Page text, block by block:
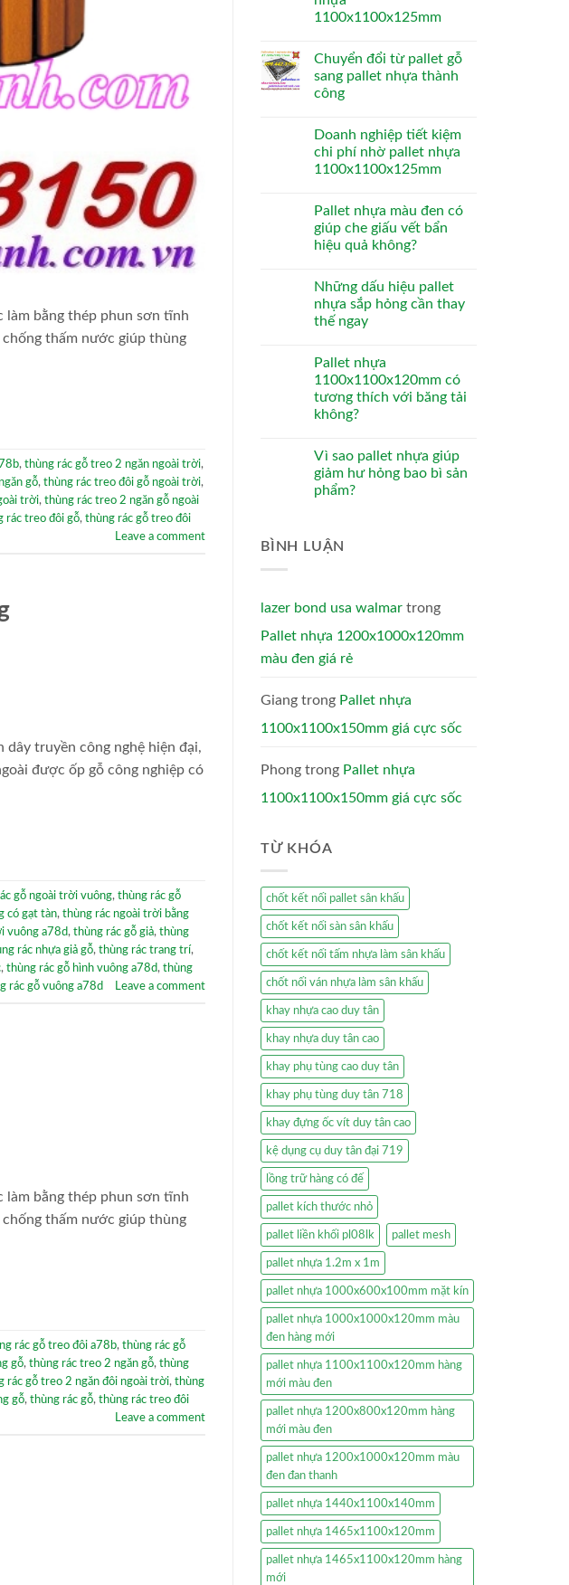
làm bằng thép phun sơn tĩnh
thấm nước giúp thùng
, thùng rác gỗ treo 2 ngăn ngoài trời,
gỗ, thùng rác treo đôi gỗ ngoài trời,
trời, thùng rác treo 2 ngăn gỗ ngoài
rác treo đôi gỗ, thùng rác gỗ treo đôi
Leave a comment
truyền công nghệ hiện đại,
được ốp gỗ công nghiệp có
gỗ ngoài trời vuông, thùng rác gỗ
có gạt tàn, thùng rác ngoài trời bằng
vuông a78d, thùng rác gỗ giả, thùng
rác nhựa giả gỗ, thùng rác trang trí,
, thùng rác gỗ hình vuông a78d, thùng
rác gỗ vuông a78d Leave a comment
làm bằng thép phun sơn tĩnh
thấm nước giúp thùng
rác gỗ treo đôi a78b, thùng rác gỗ
gỗ, thùng rác treo 2 ngăn gỗ, thùng
rác gỗ treo 2 ngăn đôi ngoài trời, thùng
gỗ, thùng rác gỗ, thùng rác treo đôi
Leave a comment
1100x1100x125mm
Chuyển đổi từ pallet gỗ
sang pallet nhựa thành
công
Doanh nghiệp tiết kiệm
chi phí nhờ pallet nhựa
1100x1100x125mm
Pallet nhựa màu đen có
giúp che giấu vết bẩn
hiệu quả không?
Những dấu hiệu pallet
nhựa sắp hỏng cần thay
thế ngay
Pallet nhựa
1100x1100x120mm có
tương thích với băng tải
không?
Vì sao pallet nhựa giúp
giảm hư hỏng bao bì sản
phẩm?
BÌNH LUẬN
lazer bond usa walmar trong
Pallet nhựa 1200x1000x120mm
màu đen giá rẻ
Giang trong Pallet nhựa
1100x1100x150mm giá cực sốc
Phong trong Pallet nhựa
1100x1100x150mm giá cực sốc
TỪ KHÓA
chốt kết nối pallet sân khấu
chốt kết nối sàn sân khấu
chốt kết nối tấm nhựa làm sân khấu
chốt nối ván nhựa làm sân khấu
khay nhựa cao duy tân
khay nhựa duy tân cao
khay phụ tùng cao duy tân
khay phụ tùng duy tân 718
khay đựng ốc vít duy tân cao
kệ dụng cụ duy tân đại 719
lồng trữ hàng có đế
pallet kích thước nhỏ
pallet liền khối pl08lk pallet mesh
pallet nhựa 1.2m x 1m
pallet nhựa 1000x600x100mm mặt kín
pallet nhựa 1000x1000x120mm màu
đen hàng mới
pallet nhựa 1100x1100x120mm hàng
mới màu đen
pallet nhựa 1200x800x120mm hàng
mới màu đen
pallet nhựa 1200x1000x120mm màu
đen đan thanh
pallet nhựa 1440x1100x140mm
pallet nhựa 1465x1100x120mm
pallet nhựa 1465x1100x120mm hàng
mới